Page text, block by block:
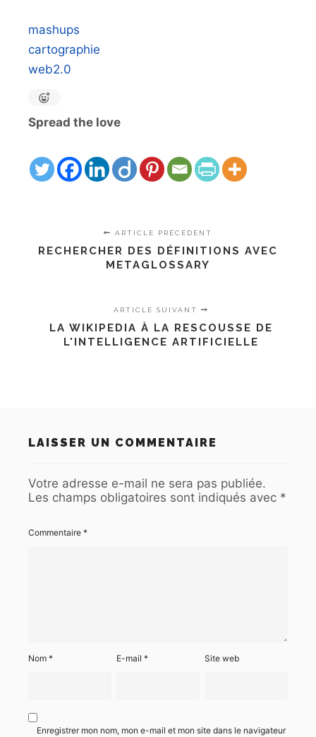
mashups
cartographie
web2.0
Spread the love
ARTICLE PRÉCÉDENT
RECHERCHER DES DÉFINITIONS AVEC
METAGLOSSARY
ARTICLE SUIVANT
LA WIKIPEDIA À LA RESCOUSSE DE
L'INTELLIGENCE ARTIFICIELLE
LAISSER UN COMMENTAIRE
Votre adresse e-mail ne sera pas publiée.
Les champs obligatoires sont indiqués avec *
Commentaire *
Nom * E-mail* Site web
Enregistrer mon nom, mon e-mail et mon site dans le navigateur